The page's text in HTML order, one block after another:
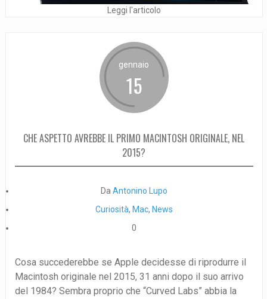
Leggi l'articolo
gennaio
15
CHE ASPETTO AVREBBE IL PRIMO MACINTOSH ORIGINALE, NEL
2015?
Da Antonino Lupo
Curiosità, Mac, News
0
Cosa succederebbe se Apple decidesse di riprodurre il
Macintosh originale nel 2015, 31 anni dopo il suo arrivo
del 1984? Sembra proprio che “Curved Labs” abbia la